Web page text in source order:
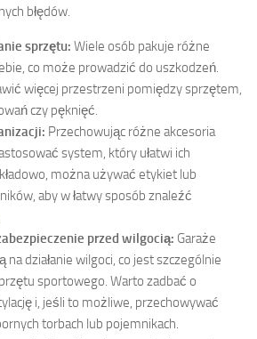
błędów.
sprzętu: Wiele osób pakuje różne
co może prowadzić do uszkodzeń.
więcej przestrzeni pomiędzy sprzętem,
czy pęknięć.
Przechowując różne akcesoria
system, który ułatwi ich
można używać etykiet lub
aby w łatwy sposób znaleźć
przed wilgocią: Garaże
na działanie wilgoci, co jest szczególnie
sportowego. Warto zadbać o
i, jeśli to możliwe, przechowywać
torbach lub pojemnikach.